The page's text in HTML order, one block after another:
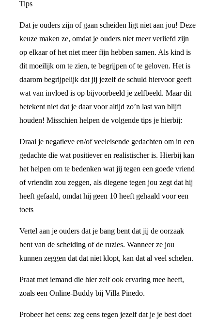
Tips
Dat je ouders zijn of gaan scheiden ligt niet aan jou! Deze
keuze maken ze, omdat je ouders niet meer verliefd zijn
op elkaar of het niet meer fijn hebben samen. Als kind is
dit moeilijk om te zien, te begrijpen of te geloven. Het is
daarom begrijpelijk dat jij jezelf de schuld hiervoor geeft
wat van invloed is op bijvoorbeeld je zelfbeeld. Maar dit
betekent niet dat je daar voor altijd zo’n last van blijft
houden! Misschien helpen de volgende tips je hierbij:
Draai je negatieve en/of veeleisende gedachten om in een
gedachte die wat positiever en realistischer is. Hierbij kan
het helpen om te bedenken wat jij tegen een goede vriend
of vriendin zou zeggen, als diegene tegen jou zegt dat hij
heeft gefaald, omdat hij geen 10 heeft gehaald voor een
toets
Vertel aan je ouders dat je bang bent dat jij de oorzaak
bent van de scheiding of de ruzies. Wanneer ze jou
kunnen zeggen dat dat niet klopt, kan dat al veel schelen.
Praat met iemand die hier zelf ook ervaring mee heeft,
zoals een Online-Buddy bij Villa Pinedo.
Probeer het eens: zeg eens tegen jezelf dat je je best doet